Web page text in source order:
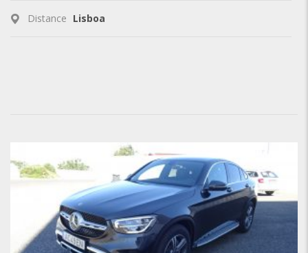
Distance Lisboa